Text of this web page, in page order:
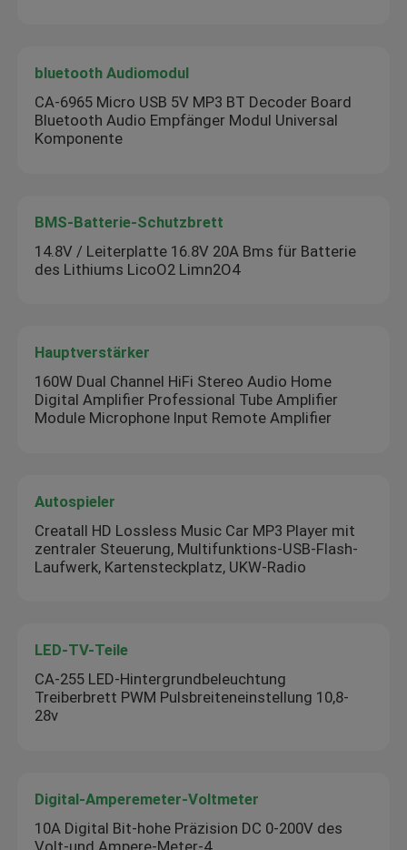
bluetooth Audiomodul
CA-6965 Micro USB 5V MP3 BT Decoder Board
Bluetooth Audio Empfänger Modul Universal
Komponente
BMS-Batterie-Schutzbrett
14.8V / Leiterplatte 16.8V 20A Bms für Batterie
des Lithiums LicoO2 Limn2O4
Hauptverstärker
160W Dual Channel HiFi Stereo Audio Home
Digital Amplifier Professional Tube Amplifier
Module Microphone Input Remote Amplifier
Autospieler
Creatall HD Lossless Music Car MP3 Player mit
zentraler Steuerung, Multifunktions-USB-Flash-
Laufwerk, Kartensteckplatz, UKW-Radio
LED-TV-Teile
CA-255 LED-Hintergrundbeleuchtung
Treiberbrett PWM Pulsbreiteneinstellung 10,8-
28v
Digital-Amperemeter-Voltmeter
10A Digital Bit-hohe Präzision DC 0-200V des
Volt-und Ampere-Meter-4